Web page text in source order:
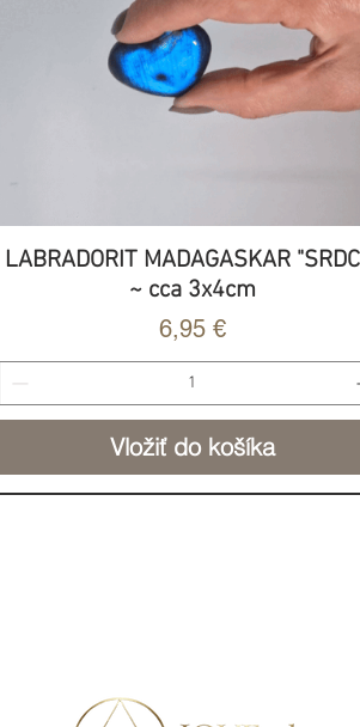
k stiahnutiu, rituál ušitý
zakomponovať prácu s
transformačného
tak vašu duchovnú
rozlíšení pre kvalitnú
Rýchle zobrazenie
LABRADORIT MADAGASKAR
~ cca 3x4cm
Cena
6,95 €
Vložiť do košíka